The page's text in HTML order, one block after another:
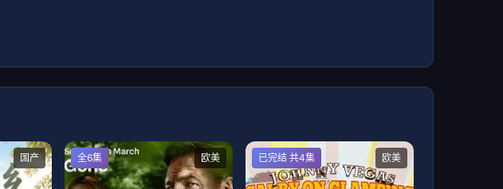
国产 欧美
全6集 欧美
已完结 共4集